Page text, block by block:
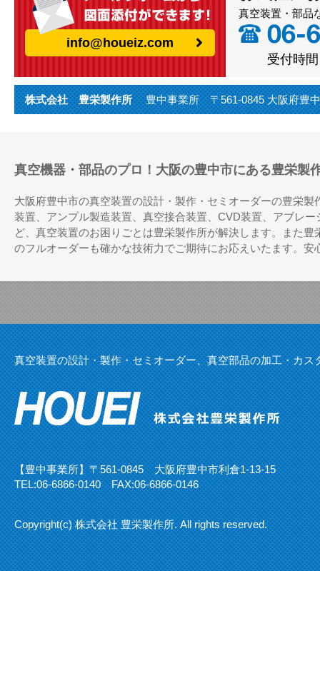
info@houeiz.com
真空装置・部品
受付時
株式会社 豊栄製作所 豊中事業所 〒561-0845 大阪府豊
真空機器・部品のプロ！大阪の豊中市にある豊栄製
大阪府豊中市の真空装置の設計・製作・セミオーダーの豊栄
装置、アンプル製造装置、真空接合装置、CVD装置、アブレ
ど、真空装置のお困りごとは豊栄製作所が解決します。また
のフルオーダーも確かな技術力でご期待にお応えいたます。
真空装置の設計・製作・セミオーダー、真空部品の加工・カ
【豊中事業所】〒561-0845 大阪府豊中市利倉1-13-15
TEL:06-6866-0140FAX:06-6866-0146
Copyright(c) 株式会社 豊栄製作所. All rights reserved.